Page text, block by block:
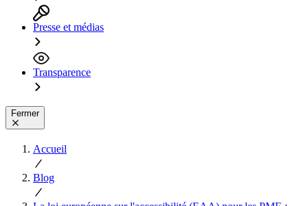
Presse et médias
Transparence
Fermer
Accueil
Blog